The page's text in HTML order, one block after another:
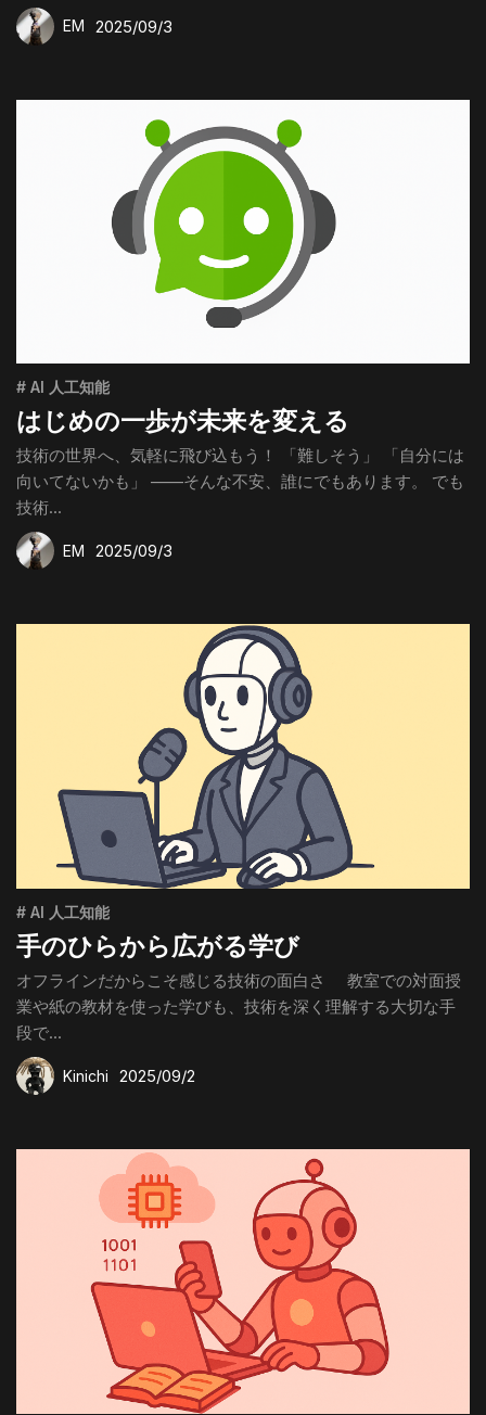
EM 2025/09/3
# AI 人工知能
はじめの一歩が未来を変える
技術の世界へ、気軽に飛び込もう！ 「難しそう」 「自分には
向いてないかも」 ——そんな不安、誰にでもあります。 でも
技術...
EM 2025/09/3
# AI 人工知能
手のひらから広がる学び
オフラインだからこそ感じる技術の面白さ 教室での対面授
業や紙の教材を使った学びも、技術を深く理解する大切な手
段で...
Kinichi 2025/09/2